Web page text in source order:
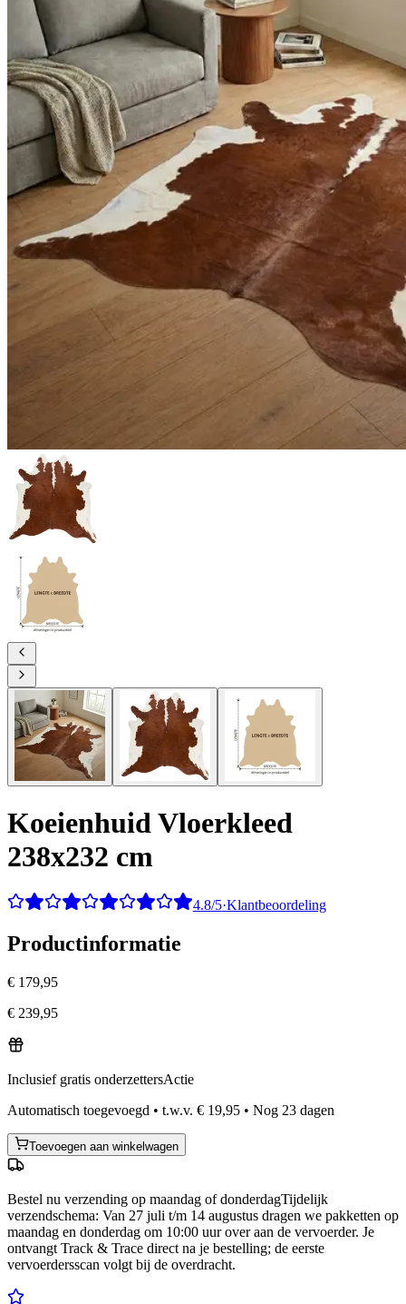
Koeienhuid Vloerkleed
238x232 cm
4.8/5·Klantbeoordeling
Productinformatie
€ 179,95
€ 239,95
Inclusief gratis onderzettersActie
Automatisch toegevoegd • t.w.v. € 19,95 • Nog 23 dagen
Toevoegen aan winkelwagen
Bestel nu verzending op maandag of donderdagTijdelijk
verzendschema: Van 27 juli t/m 14 augustus dragen we pakketten op
maandag en donderdag om 10:00 uur over aan de vervoerder. Je
ontvangt Track & Trace direct na je bestelling; de eerste
vervoerdersscan volgt bij de overdracht.